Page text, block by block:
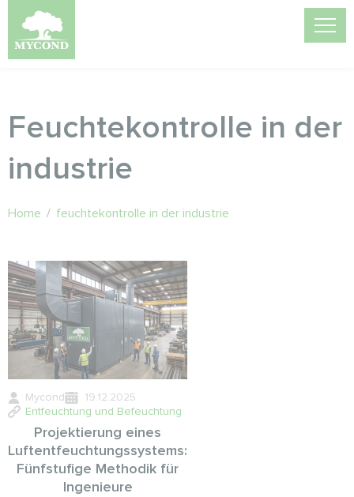
Feuchtekontrolle in der
industrie
Home / feuchtekontrolle in der industrie
Mycond
19.12.2025
Entfeuchtung und Befeuchtung
Projektierung eines
Luftentfeuchtungssystems:
Fünfstufige Methodik für
Ingenieure